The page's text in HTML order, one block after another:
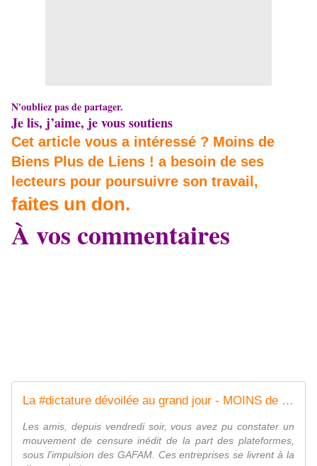
N'oubliez pas de partager.
Je lis, j’aime, je vous soutiens
Cet article vous a intéressé ? Moins de
Biens Plus de Liens ! a besoin de ses
lecteurs pour poursuivre son travail,
faites un don.
À vos commentaires
La #dictature dévoilée au grand jour - MOINS de BIENS PLUS de LIENS
Les amis, depuis vendredi soir, vous avez pu constater un
mouvement de censure inédit de la part des plateformes,
sous l'impulsion des GAFAM. Ces entreprises se livrent à la